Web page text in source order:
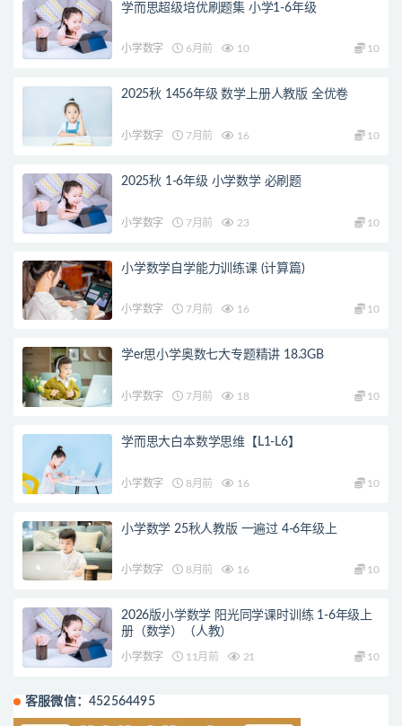
学而思超级培优刷题集 小学1-6年级
小学数字 6月前 10 10
2025秋 1456年级 数学上册人教版 全优卷
小学数字 7月前 16 10
2025秋 1-6年级 小学数学 必刷题
小学数字 7月前 23 10
小学数学自学能力训练课 (计算篇)
小学数字 7月前 16 10
学er思小学奥数七大专题精讲 18.3GB
小学数字 7月前 18 10
学而思大白本数学思维【L1-L6】
小学数字 8月前 16 10
小学数学 25秋人教版 一遍过 4-6年级上
小学数字 8月前 16 10
2026版小学数学 阳光同学课时训练 1-6年级上
册（数学）（人教）
小学数字 11月前 21 10
客服微信：452564495